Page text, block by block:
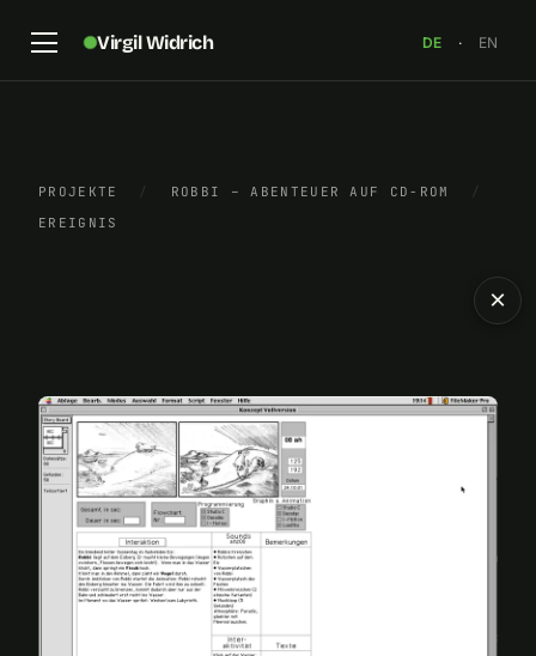
Virgil Widrich DE · EN
PROJEKTE / ROBBI – ABENTEUER AUF CD-ROM
/
EREIGNIS
×